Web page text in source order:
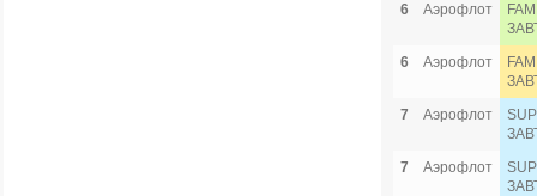
6
Аэрофлот
6
Аэрофлот
7
Аэрофлот
7
Аэрофлот